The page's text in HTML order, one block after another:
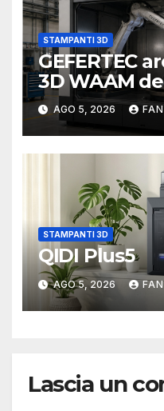
STAMPANTI 3D
GEFERTEC
3D WAAM
camera
AGO 5, 2026
STAMPANTI 3D
QIDI Plus5
AGO 5, 2026
Lascia un